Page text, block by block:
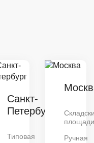
Санкт-
Петербург
Типовая
площади
Ручная